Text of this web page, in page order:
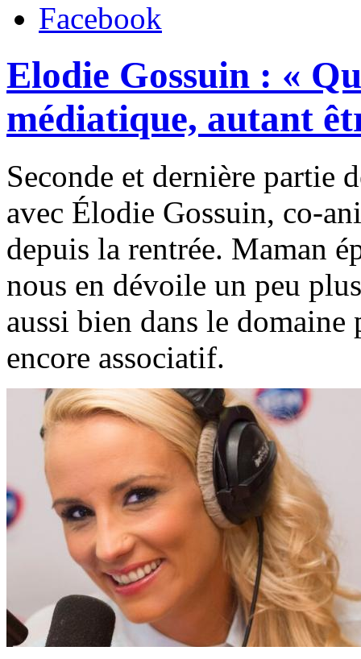
Facebook
Elodie Gossuin : «
médiatique, autant
Seconde et dernière partie
avec Élodie Gossuin, co-
depuis la rentrée. Maman
nous en dévoile un peu
aussi bien dans le
encore associatif.